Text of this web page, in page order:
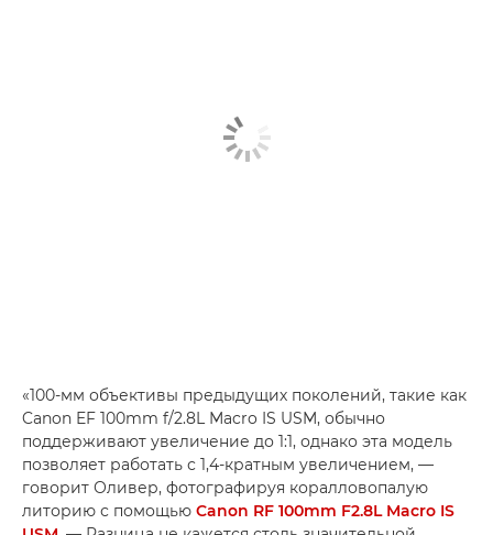
«100-мм объективы предыдущих поколений, такие как
Canon EF 100mm f/2.8L Macro IS USM, обычно
поддерживают увеличение до 1:1, однако эта модель
позволяет работать с 1,4-кратным увеличением, —
говорит Оливер, фотографируя коралловопалую
литорию с помощью Canon RF 100mm F2.8L Macro IS